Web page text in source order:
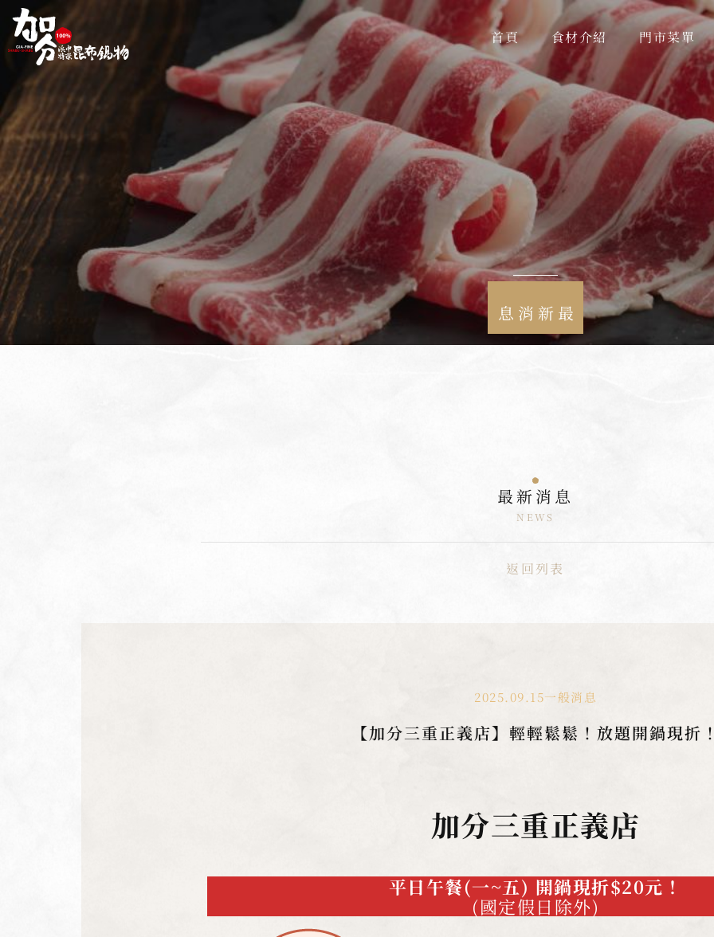
首頁 食材介紹 門市菜單
最新消息
最新消息
NEWS
返回列表
2025.09.15一般消息
【加分三重正義店】輕輕鬆鬆！放題開鍋現折
加分三重正義店
平日午餐(一~五) 開鍋現折$20元！
(國定假日除外)